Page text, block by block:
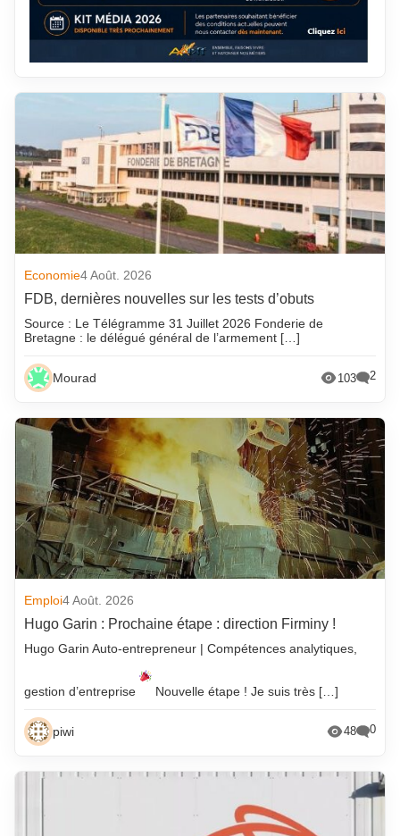
Economie4 Août. 2026
FDB, dernières nouvelles sur les tests d’obuts
Source : Le Télégramme 31 Juillet 2026 Fonderie de
Bretagne : le délégué général de l’armement […]
Mourad 103 2
Emploi4 Août. 2026
Hugo Garin : Prochaine étape : direction Firminy !
Hugo Garin Auto-entrepreneur | Compétences analytiques,
gestion d’entreprise Nouvelle étape ! Je suis très […]
piwi 48 0